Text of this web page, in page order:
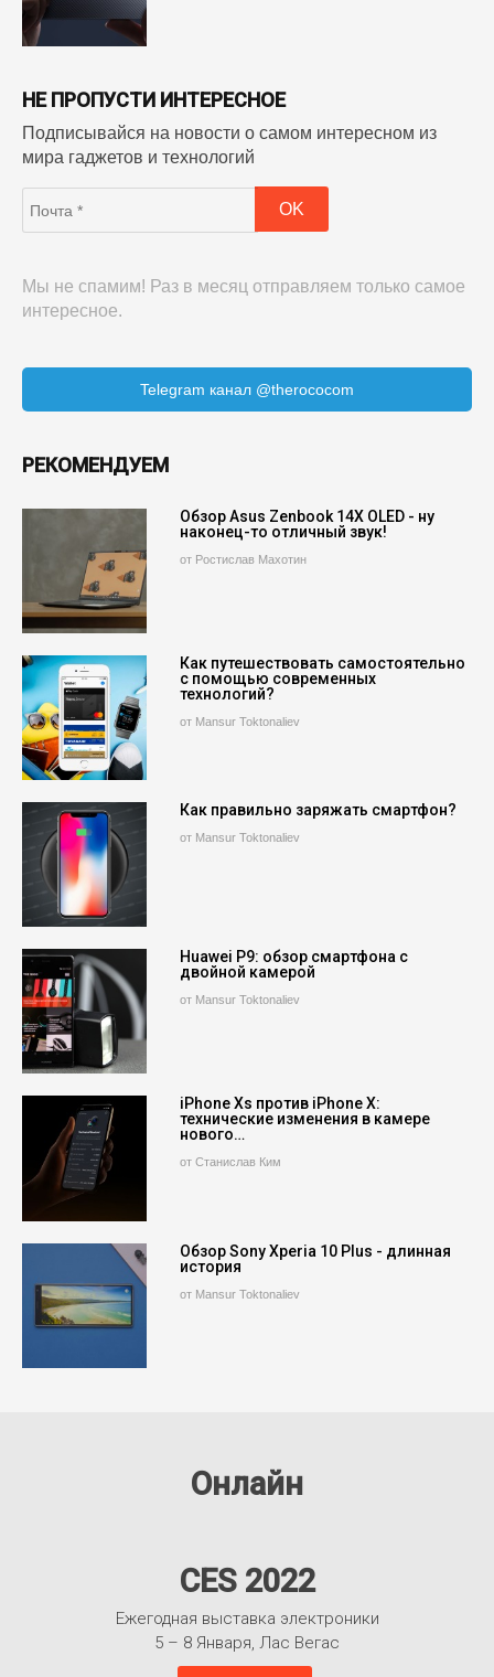
НЕ ПРОПУСТИ ИНТЕРЕСНОЕ
Подписывайся на новости о самом интересном из
мира гаджетов и технологий
Мы не спамим! Раз в месяц отправляем только самое
интересное.
Telegram канал @therococom
РЕКОМЕНДУЕМ
Обзор Asus Zenbook 14X OLED - ну
наконец-то отличный звук!
от Ростислав Махотин
Как путешествовать самостоятельно
с помощью современных
технологий?
от Mansur Toktonaliev
Как правильно заряжать смартфон?
от Mansur Toktonaliev
Huawei P9: обзор смартфона с
двойной камерой
от Mansur Toktonaliev
iPhone Xs против iPhone X:
технические изменения в камере
нового…
от Станислав Ким
Обзор Sony Xperia 10 Plus - длинная
история
от Mansur Toktonaliev
Онлайн
CES 2022
Ежегодная выставка электроники
5 – 8 Января, Лас Вегас